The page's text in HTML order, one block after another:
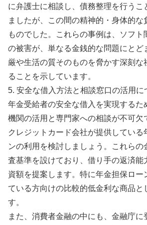
に弁護士に相談し、債務整理を行うこ
ましたが、この間の精神的・身体的な
ものでした。これらの事例は、ソフ
の被害が、単なる金銭的な問題にとど
厳や生活の質そのものを脅かす深刻な
ることを示しています。
5. 安全な借入方法と相談窓口の活用に
年金受給者の安全な借入を実現するた
機関の活用と専門家への相談が不可欠
クレジットカード会社が提供している
ンの利用を検討しましょう。これらの
査基準を設けており、借り手の返済能
資額を提案します。特に年金担保ロー
ている方向けの比較的低金利な商品と
す。
また、消費者金融の中にも、金融庁